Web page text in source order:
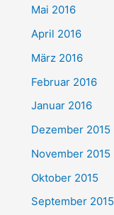
Mai 2016
April 2016
März 2016
Februar 2016
Januar 2016
Dezember 2015
November 2015
Oktober 2015
September 2015